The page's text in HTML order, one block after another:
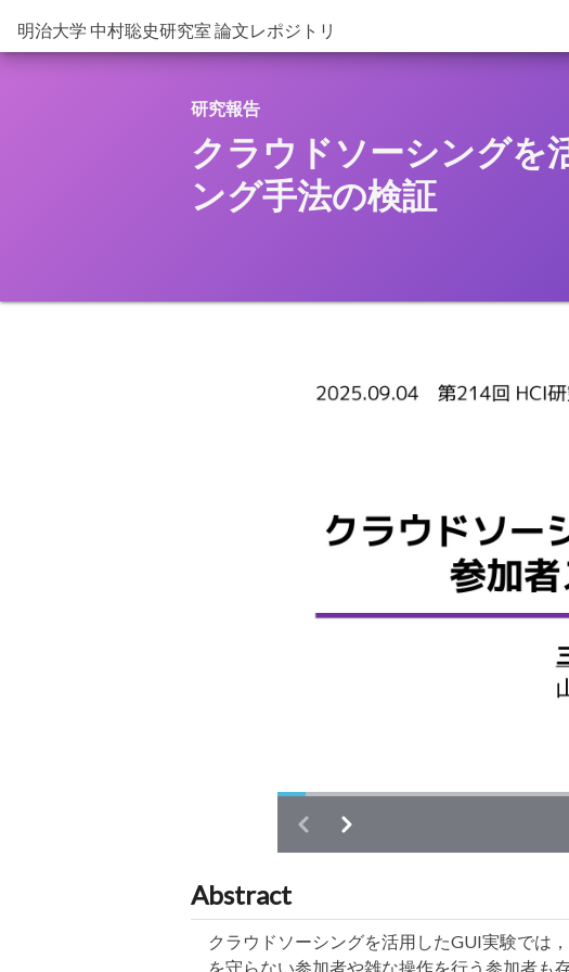
明治大学 中村聡史研究室 論文レポジトリ
研究報告
クラウドソーシングを
ング手法の検証
Abstract
クラウドソーシングを活用したGUI実験では
を守らない参加者や雑な操作を行う参加者も